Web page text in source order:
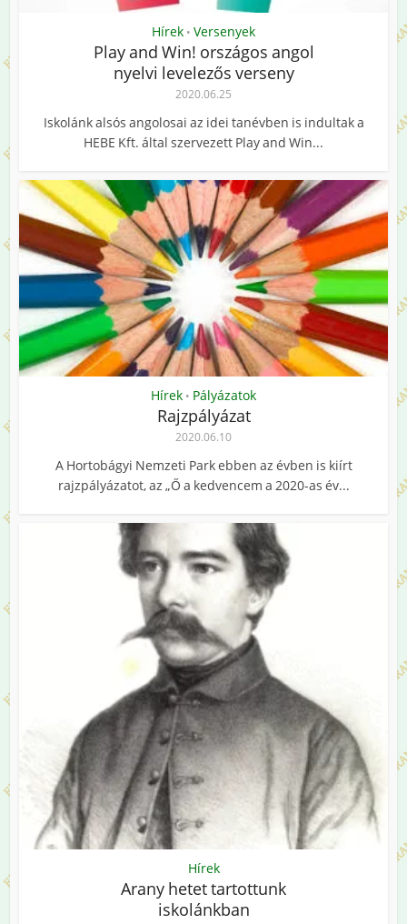
Hírek • Versenyek
Play and Win! országos angol
nyelvi levelezős verseny
2020.06.25
Iskolánk alsós angolosai az idei tanévben is indultak a
HEBE Kft. által szervezett Play and Win...
Hírek • Pályázatok
Rajzpályázat
2020.06.10
A Hortobágyi Nemzeti Park ebben az évben is kiírt
rajzpályázatot, az „Ő a kedvencem a 2020-as év...
Hírek
Arany hetet tartottunk
iskolánkban